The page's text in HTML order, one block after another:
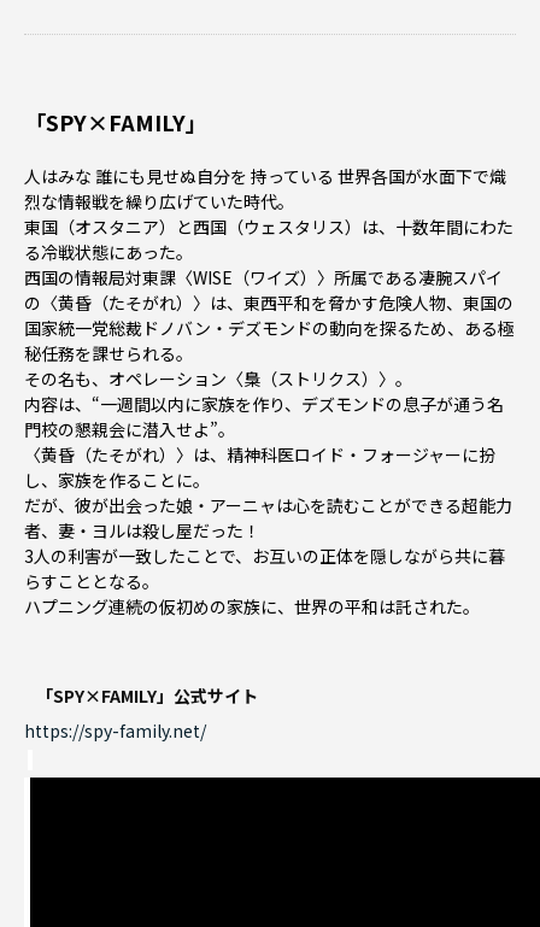
「SPY×FAMILY」
人はみな 誰にも見せぬ自分を 持っている―― 世界各国が水面下で熾
烈な情報戦を繰り広げていた時代。
東国（オスタニア）と西国（ウェスタリス）は、十数年間にわた
る冷戦状態にあった。
西国の情報局対東課〈WISE（ワイズ）〉所属である凄腕スパイ
の〈黄昏（たそがれ）〉は、東西平和を脅かす危険人物、東国の
国家統一党総裁ドノバン・デズモンドの動向を探るため、ある極
秘任務を課せられる。
その名も、オペレーション〈梟（ストリクス）〉。
内容は、“一週間以内に家族を作り、デズモンドの息子が通う名
門校の懇親会に潜入せよ”。
〈黄昏（たそがれ）〉は、精神科医ロイド・フォージャーに扮
し、家族を作ることに。
だが、彼が出会った娘・アーニャは心を読むことができる超能力
者、妻・ヨルは殺し屋だった！
3人の利害が一致したことで、お互いの正体を隠しながら共に暮
らすこととなる。
ハプニング連続の仮初めの家族に、世界の平和は託された――。
「SPY×FAMILY」公式サイト
https://spy-family.net/